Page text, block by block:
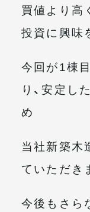
買値より高
投資に興味
今回が1棟
り、安定し
め
当社新築木
ていただき
今後もさら